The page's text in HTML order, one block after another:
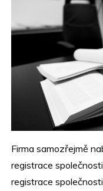
Firma samozřejmě
registrace
registrace